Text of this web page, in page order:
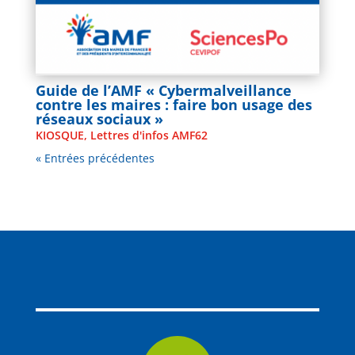
Guide de l’AMF « Cybermalveillance
contre les maires : faire bon usage des
réseaux sociaux »
KIOSQUE, Lettres d'infos AMF62
« Entrées précédentes